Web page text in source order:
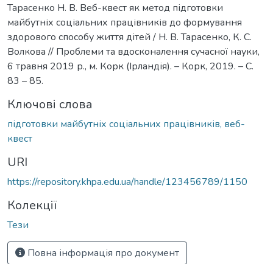
Тарасенко Н. В. Веб-квест як метод підготовки
майбутніх соціальних працівників до формування
здорового способу життя дітей / Н. В. Тарасенко, К. С.
Волкова // Проблеми та вдосконалення сучасної науки,
6 травня 2019 р., м. Корк (Ірландія). – Корк, 2019. – С.
83 – 85.
Ключові слова
підготовки майбутніх соціальних працівників, веб-
квест
URI
https://repository.khpa.edu.ua/handle/123456789/1150
Колекції
Тези
Повна інформація про документ